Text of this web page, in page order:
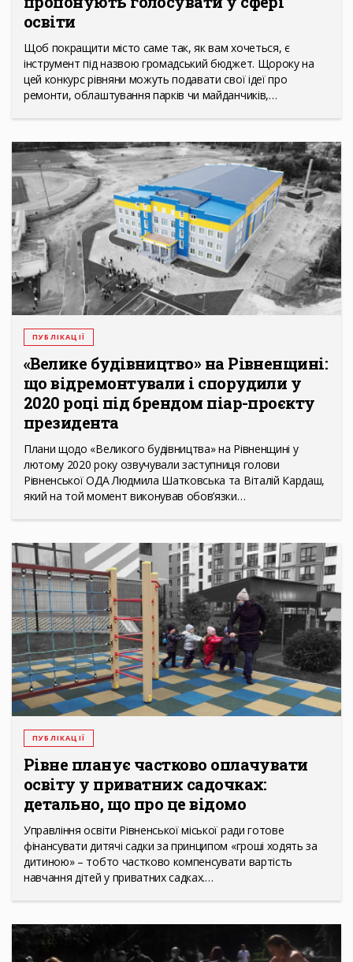
освіти
Щоб покращити місто саме так, як вам хочеться, є
інструмент під назвою громадський бюджет. Щороку на
цей конкурс рівняни можуть подавати свої ідеї про
ремонти, облаштування парків чи майданчиків,…
ПУБЛІКАЦІЇ
«Велике будівництво» на Рівненщині:
що відремонтували і спорудили у
2020 році під брендом піар-проєкту
президента
Плани щодо «Великого будівництва» на Рівненщині у
лютому 2020 року озвучували заступниця голови
Рівненської ОДА Людмила Шатковська та Віталій Кардаш,
який на той момент виконував обов’язки…
ПУБЛІКАЦІЇ
Рівне планує частково оплачувати
освіту у приватних садочках:
детально, що про це відомо
Управління освіти Рівненської міської ради готове
фінансувати дитячі садки за принципом «гроші ходять за
дитиною» – тобто частково компенсувати вартість
навчання дітей у приватних садках.…